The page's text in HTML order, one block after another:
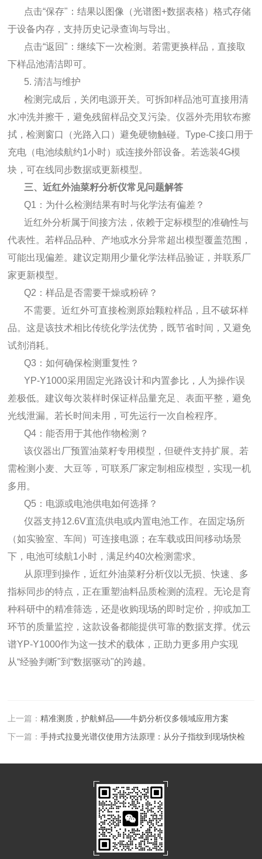
点击“保存"：结果以图像（光谱图+数据表格）格式存储
于设备内存，支持历史记录查询与导出。
点击“返回"：继续下一次检测。若需更换样品，直接取
下样品池清洁即可。
5. 清洁与维护
检测完成后，关闭电源开关。可拆卸样品池可直接用清
水冲洗并擦干，避免残留样品交叉污染。仪器外壳用软布擦
拭，检测窗口（光路入口）避免硬物触碰。Type-C接口用于
充电（电池续航约1小时）或连接外部设备。若选装4G模
块，可在线同步数据或更新模型。
三、近红外油菜籽分析仪常见问题解答
Q1：为什么检测结果有时与化学法有偏差？
近红外分析属于间接方法，依赖于定标模型的准确性与
代表性。若样品品种、产地或水分异常超出模型覆盖范围，
可能出现偏差。建议定期用少量化学法样品验证，并联系厂
家更新模型。
Q2：样品是否需要干燥或粉碎？
不需要。近红外可直接检测原始颗粒样品，且不破坏样
品。这是该技术相比传统化学法优势，既节省时间，又避免
试剂消耗。
Q3：如何确保检测重复性？
YP-Y1000采用固定光路设计和内置参比，人为操作误
差极低。建议每次装样时保证样品量充足、表面平整，避免
光线泄漏。若长时间未用，可先运行一次自检程序。
Q4：能否用于其他作物检测？
该仪器出厂预置油菜籽专用模型，但硬件支持扩展。若
需检测小麦、大豆等，可联系厂家定制相应模型，实现一机
多用。
Q5：电源或电池供电如何选择？
仪器支持12.6V直流供电或内置电池工作。在固定场所
（如实验室、车间）可连接电源；在车载或田间移动场景
下，电池可续航1小时，满足约40次检测需求。
从原理到操作，近红外油菜籽分析仪以无损、快速、多
指标同步的特点，正在重塑油料品质检测的流程。无论是育
种科研中的精准筛选，还是收购现场的即时定价，抑或加工
环节的质量监控，这款设备都能提供可靠的数据支撑。优云
谱YP-Y1000作为这一技术的载体，正助力更多用户实现
从“经验判断"到“数据驱动"的跨越。
上一篇：精准测质，护航鲜品——牛奶分析仪多领域应用方案
下一篇：手持式拉曼光谱仪使用方法原理：从分子指纹到现场快检